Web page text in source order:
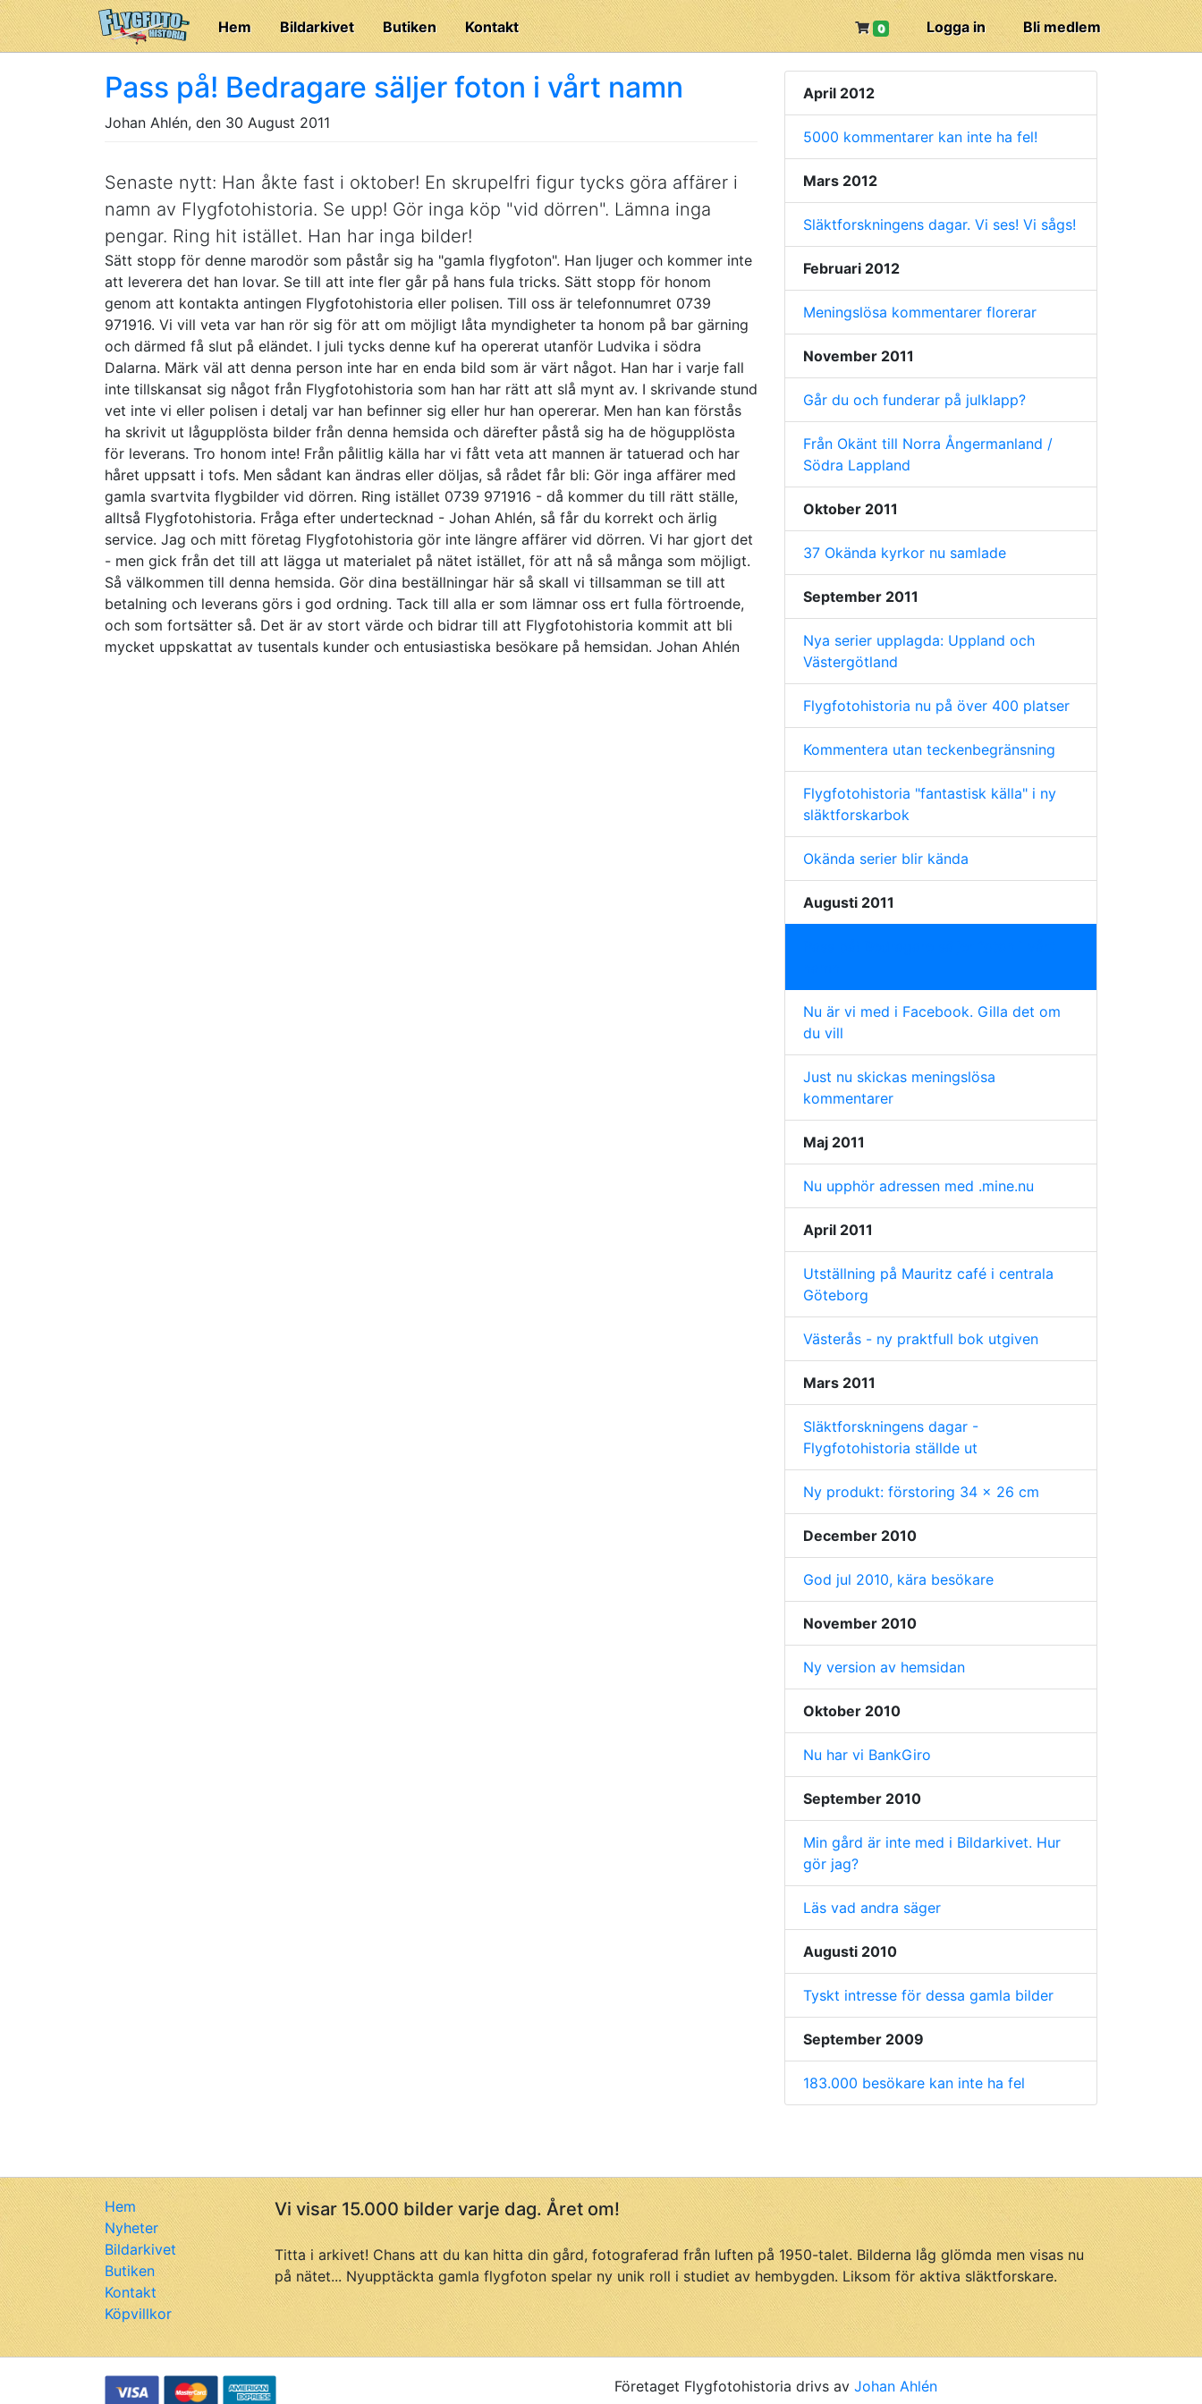
Hem Bildarkivet Butiken Kontakt Bli medlem
Logga in
0
Pass på! Bedragare säljer foton i vårt namn
Johan Ahlén, den 30 August 2011
Senaste nytt: Han åkte fast i oktober! En skrupelfri figur tycks göra affärer i
namn av Flygfotohistoria. Se upp! Gör inga köp "vid dörren". Lämna inga
pengar. Ring hit istället. Han har inga bilder!
Sätt stopp för denne marodör som påstår sig ha "gamla flygfoton". Han ljuger och kommer inte
att leverera det han lovar. Se till att inte fler går på hans fula tricks. Sätt stopp för honom
genom att kontakta antingen Flygfotohistoria eller polisen. Till oss är telefonnumret 0739
971916. Vi vill veta var han rör sig för att om möjligt låta myndigheter ta honom på bar gärning
och därmed få slut på eländet. I juli tycks denne kuf ha opererat utanför Ludvika i södra
Dalarna. Märk väl att denna person inte har en enda bild som är värt något. Han har i varje fall
inte tillskansat sig något från Flygfotohistoria som han har rätt att slå mynt av. I skrivande stund
vet inte vi eller polisen i detalj var han befinner sig eller hur han opererar. Men han kan förstås
ha skrivit ut lågupplösta bilder från denna hemsida och därefter påstå sig ha de högupplösta
för leverans. Tro honom inte! Från pålitlig källa har vi fått veta att mannen är tatuerad och har
håret uppsatt i tofs. Men sådant kan ändras eller döljas, så rådet får bli: Gör inga affärer med
gamla svartvita flygbilder vid dörren. Ring istället 0739 971916 - då kommer du till rätt ställe,
alltså Flygfotohistoria. Fråga efter undertecknad - Johan Ahlén, så får du korrekt och ärlig
service. Jag och mitt företag Flygfotohistoria gör inte längre affärer vid dörren. Vi har gjort det
- men gick från det till att lägga ut materialet på nätet istället, för att nå så många som möjligt.
Så välkommen till denna hemsida. Gör dina beställningar här så skall vi tillsamman se till att
betalning och leverans görs i god ordning. Tack till alla er som lämnar oss ert fulla förtroende,
och som fortsätter så. Det är av stort värde och bidrar till att Flygfotohistoria kommit att bli
mycket uppskattat av tusentals kunder och entusiastiska besökare på hemsidan. Johan Ahlén
April 2012
5000 kommentarer kan inte ha fel!
Mars 2012
Släktforskningens dagar. Vi ses! Vi sågs!
Februari 2012
Meningslösa kommentarer florerar
November 2011
Går du och funderar på julklapp?
Från Okänt till Norra Ångermanland /
Södra Lappland
Oktober 2011
37 Okända kyrkor nu samlade
September 2011
Nya serier upplagda: Uppland och
Västergötland
Flygfotohistoria nu på över 400 platser
Kommentera utan teckenbegränsning
Flygfotohistoria "fantastisk källa" i ny
släktforskarbok
Okända serier blir kända
Augusti 2011
Nu är vi med i Facebook. Gilla det om
du vill
Just nu skickas meningslösa
kommentarer
Maj 2011
Nu upphör adressen med .mine.nu
April 2011
Utställning på Mauritz café i centrala
Göteborg
Västerås - ny praktfull bok utgiven
Mars 2011
Släktforskningens dagar -
Flygfotohistoria ställde ut
Ny produkt: förstoring 34 x 26 cm
December 2010
God jul 2010, kära besökare
November 2010
Ny version av hemsidan
Oktober 2010
Nu har vi BankGiro
September 2010
Min gård är inte med i Bildarkivet. Hur
gör jag?
Läs vad andra säger
Augusti 2010
Tyskt intresse för dessa gamla bilder
September 2009
183.000 besökare kan inte ha fel
Hem
Nyheter
Bildarkivet
Butiken
Kontakt
Köpvillkor
Vi visar 15.000 bilder varje dag. Året om!
Titta i arkivet! Chans att du kan hitta din gård, fotograferad från luften på 1950-talet. Bilderna låg glömda men visas nu
på nätet... Nyupptäckta gamla flygfoton spelar ny unik roll i studiet av hembygden. Liksom för aktiva släktforskare.
Företaget Flygfotohistoria drivs av Johan Ahlén